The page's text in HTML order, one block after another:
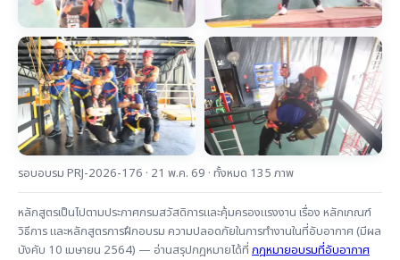
รอบอบรม PRJ-2026-176 · 21 พ.ค. 69 · ทั้งหมด 135 ภาพ
หลักสูตรเป็นไปตามประกาศกรมสวัสดิการและคุ้มครองแรงงาน เรื่อง หลักเกณฑ์
วิธีการ และหลักสูตรการฝึกอบรม ความปลอดภัยในการทำงานในที่อับอากาศ (มีผล
บังคับ 10 เมษายน 2564) — อ่านสรุปกฎหมายได้ที่ กฎหมายอบรมที่อับอากาศ